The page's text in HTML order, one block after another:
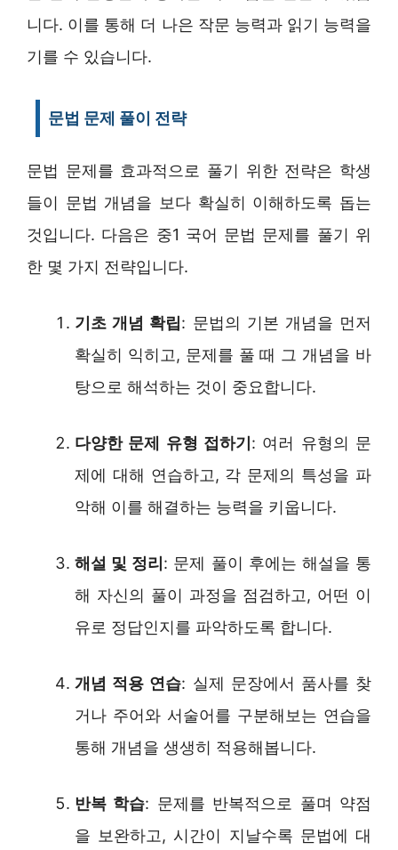
니다. 이를 통해 더 나은 작문 능력과 읽기 능력을
기를 수 있습니다.
문법 문제 풀이 전략
문법 문제를 효과적으로 풀기 위한 전략은 학생
들이 문법 개념을 보다 확실히 이해하도록 돕는
것입니다. 다음은 중1 국어 문법 문제를 풀기 위
한 몇 가지 전략입니다.
기초 개념 확립: 문법의 기본 개념을 먼저
확실히 익히고, 문제를 풀 때 그 개념을 바
탕으로 해석하는 것이 중요합니다.
다양한 문제 유형 접하기: 여러 유형의 문
제에 대해 연습하고, 각 문제의 특성을 파
악해 이를 해결하는 능력을 키웁니다.
해설 및 정리: 문제 풀이 후에는 해설을 통
해 자신의 풀이 과정을 점검하고, 어떤 이
유로 정답인지를 파악하도록 합니다.
개념 적용 연습: 실제 문장에서 품사를 찾
거나 주어와 서술어를 구분해보는 연습을
통해 개념을 생생히 적용해봅니다.
반복 학습: 문제를 반복적으로 풀며 약점
을 보완하고, 시간이 지날수록 문법에 대